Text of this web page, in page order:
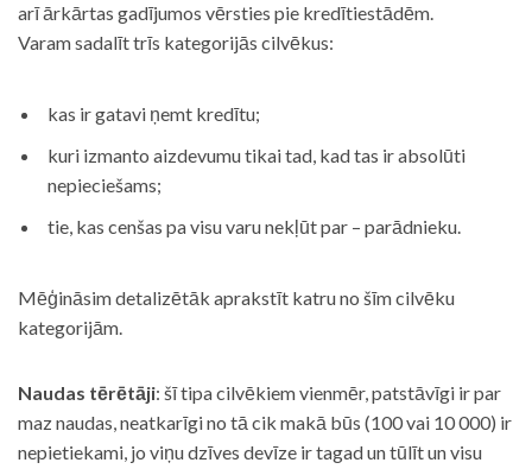
arī ārkārtas gadījumos vērsties pie kredītiestādēm.
Varam sadalīt trīs kategorijās cilvēkus:
kas ir gatavi ņemt kredītu;
kuri izmanto aizdevumu tikai tad, kad tas ir absolūti
nepieciešams;
tie, kas cenšas pa visu varu nekļūt par – parādnieku.
Mēģināsim detalizētāk aprakstīt katru no šīm cilvēku
kategorijām.
Naudas tērētāji: šī tipa cilvēkiem vienmēr, patstāvīgi ir par
maz naudas, neatkarīgi no tā cik makā būs (100 vai 10 000) ir
nepietiekami, jo viņu dzīves devīze ir tagad un tūlīt un visu